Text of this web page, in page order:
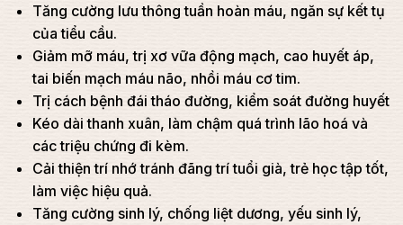
Tăng cường lưu thông tuần hoàn máu, ngăn sự kết tụ
của tiểu cầu.
Giảm mỡ máu, trị xơ vữa động mạch, cao huyết áp,
tai biến mạch máu não, nhồi máu cơ tim.
Trị cách bệnh đái tháo đường, kiểm soát đường huyết
Kéo dài thanh xuân, làm chậm quá trình lão hoá và
các triệu chứng đi kèm.
Cải thiện trí nhớ tránh đãng trí tuổi già, trẻ học tập tốt,
làm việc hiệu quả.
Tăng cường sinh lý, chống liệt dương, yếu sinh lý,